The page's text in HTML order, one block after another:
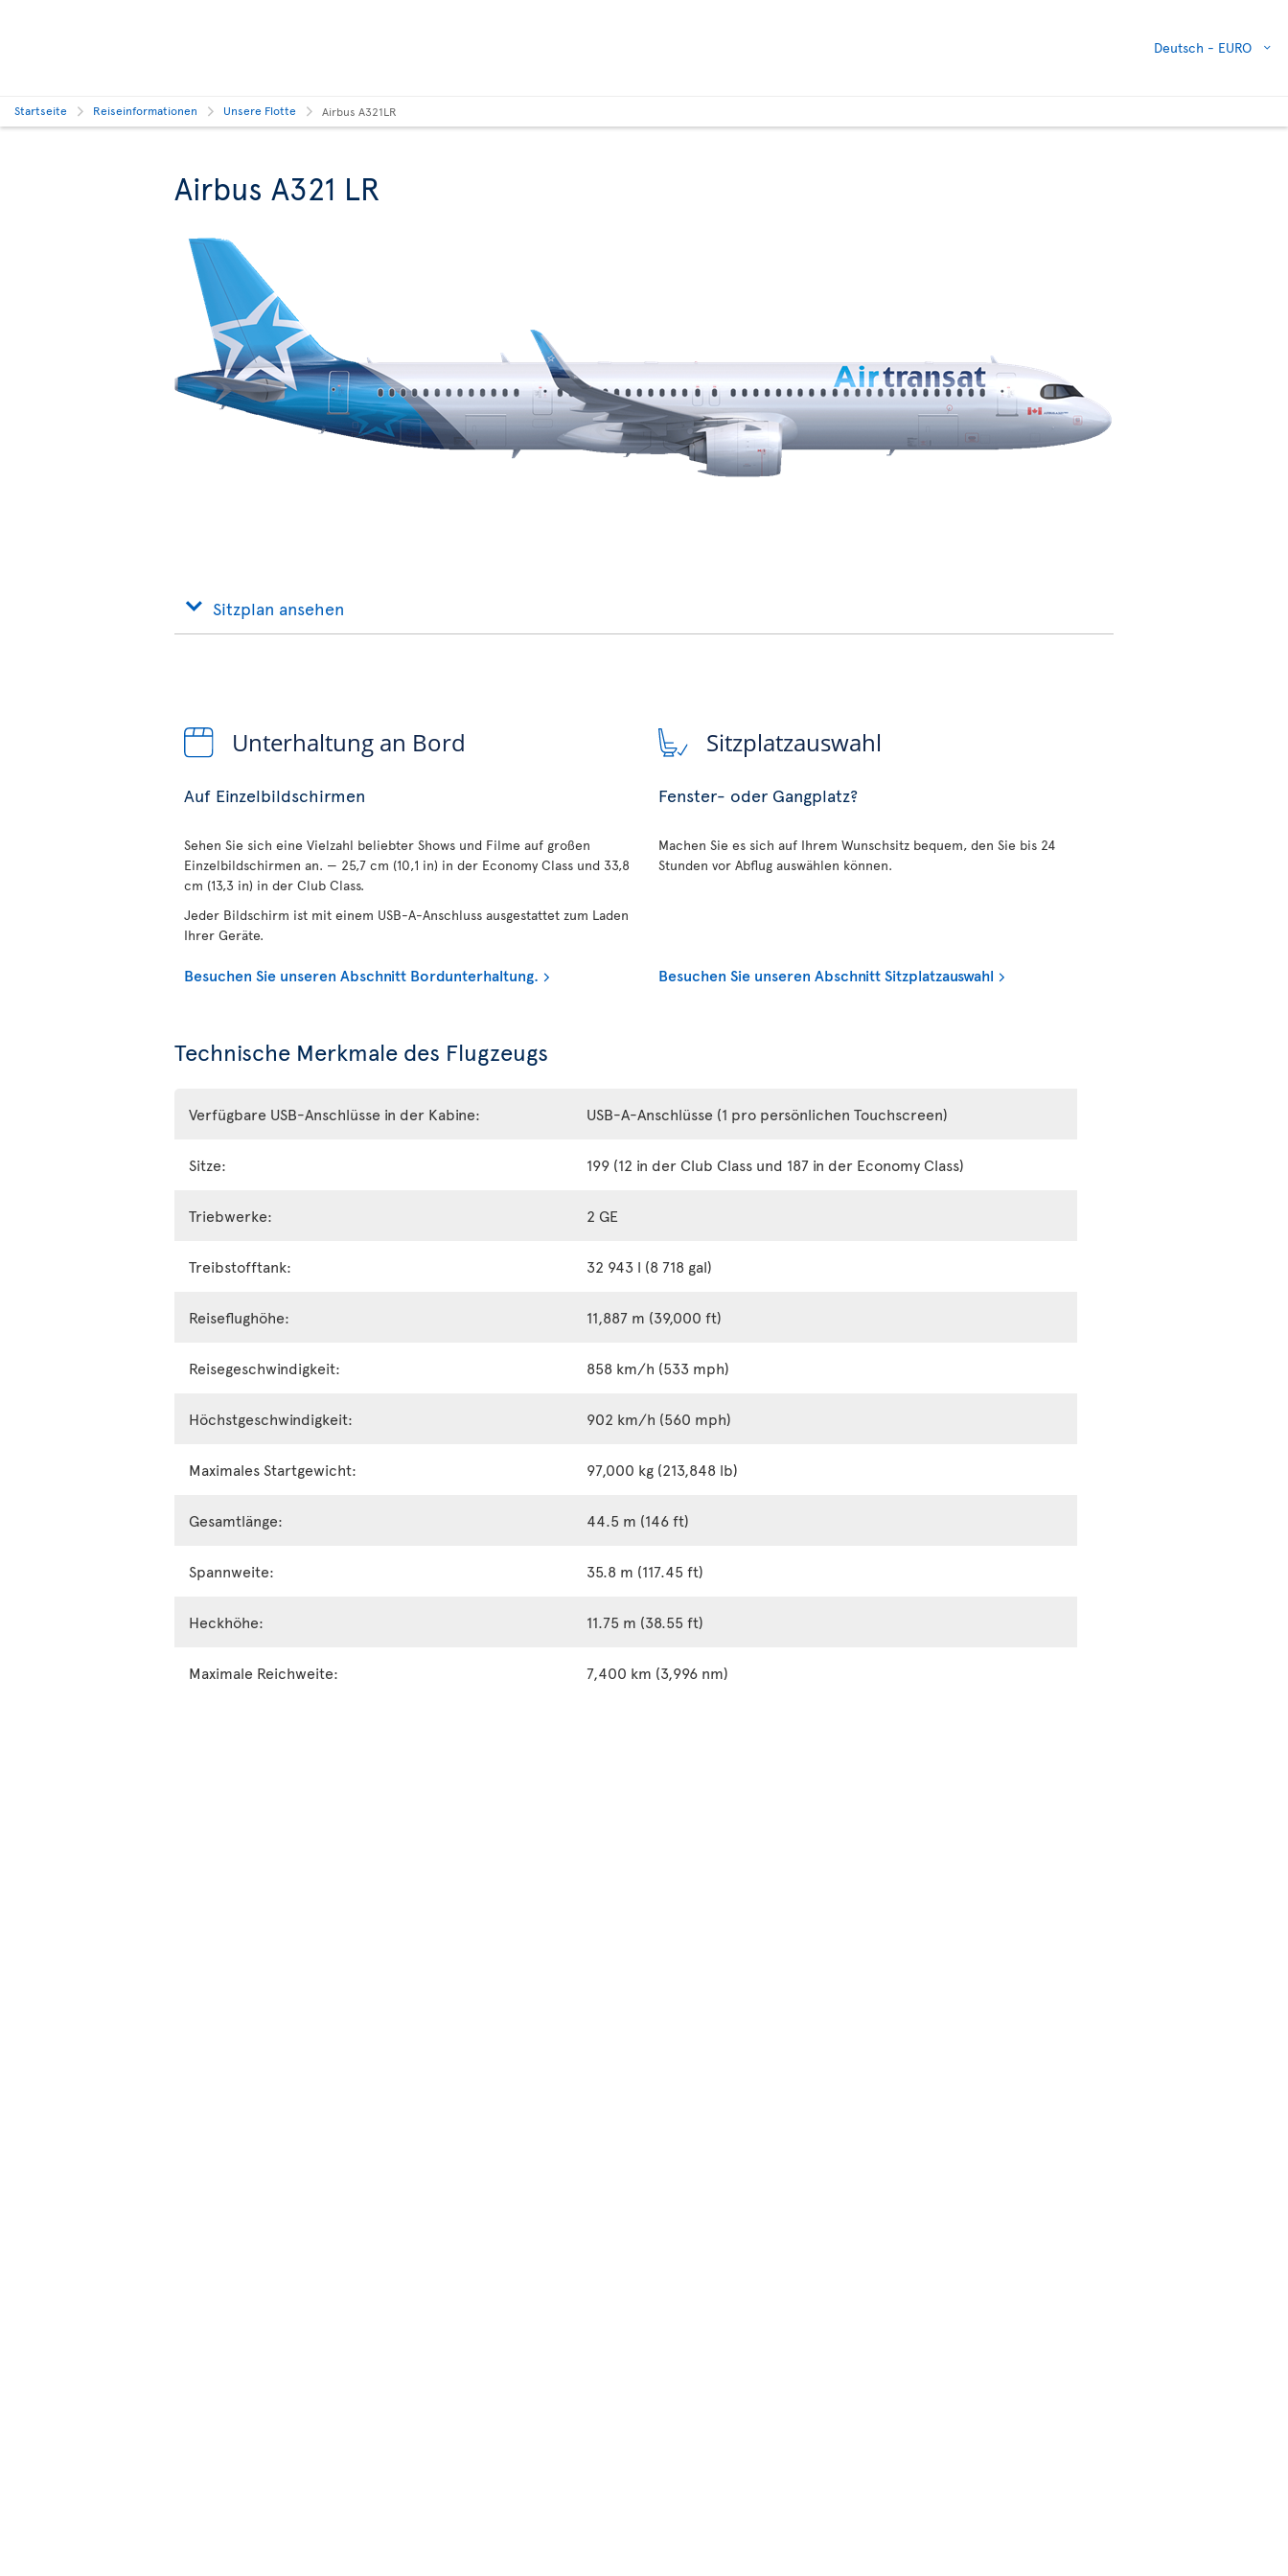
Deutsch - EURO
Startseite Reiseinformationen Unsere Flotte Airbus A321LR
Airbus A321 LR
Sitzplan ansehen
Unterhaltung an Bord
Auf Einzelbildschirmen
Sehen Sie sich eine Vielzahl beliebter Shows und Filme auf großen
Einzelbildschirmen an. — 25,7 cm (10,1 in) in der Economy Class und 33,8
cm (13,3 in) in der Club Class.
Jeder Bildschirm ist mit einem USB-A-Anschluss ausgestattet zum Laden
Ihrer Geräte.
Besuchen Sie unseren Abschnitt Bordunterhaltung.
Sitzplatzauswahl
Fenster- oder Gangplatz?
Machen Sie es sich auf Ihrem Wunschsitz bequem, den Sie bis 24
Stunden vor Abflug auswählen können.
Besuchen Sie unseren Abschnitt Sitzplatzauswahl
Technische Merkmale des Flugzeugs
Verfügbare USB-Anschlüsse in der Kabine: USB-A-Anschlüsse (1 pro persönlichen Touchscreen)
Sitze: 199 (12 in der Club Class und 187 in der Economy Class)
Triebwerke: 2 GE
Treibstofftank: 32 943 l (8 718 gal)
Reiseflughöhe: 11,887 m (39,000 ft)
Reisegeschwindigkeit: 858 km/h (533 mph)
Höchstgeschwindigkeit: 902 km/h (560 mph)
Maximales Startgewicht: 97,000 kg (213,848 lb)
Gesamtlänge: 44.5 m (146 ft)
Spannweite: 35.8 m (117.45 ft)
Heckhöhe: 11.75 m (38.55 ft)
Maximale Reichweite: 7,400 km (3,996 nm)